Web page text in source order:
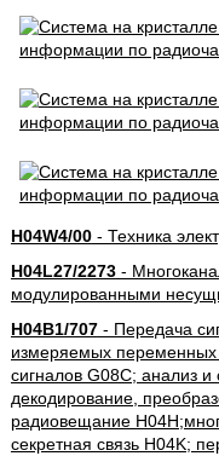
H04W4/00- Техника
H04L27/2273-
модулированными
H04B1/707- Передача
измеряемых
сигналов G08C; анализ и
декодирование,
радиовещание
секретная связь H04K;